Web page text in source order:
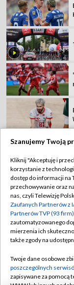
Szanujemy Twoją
Kliknij "Akceptuję i
korzystanie z
dostęp do informacji na
przechowywanie oraz
nas, czyli Telewizję
Zaufanych Partnerów z
Partnerów TVP (93 firm)
zautomatyzowanego
mierzenia ich
także zgody na
Twoje dane osobowe
poszczególnych
zapisywane za pomocą